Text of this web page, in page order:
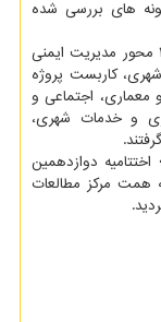
های بررسی شده
در اختتامیه این جشنواره، آثار برتر پژوهشی در ۱۰ محور مدیریت ایمنی
کاربست پروژه
معماری، اجتماعی و
و خدمات شهری،
دوازدهمین
همت مرکز مطالعات